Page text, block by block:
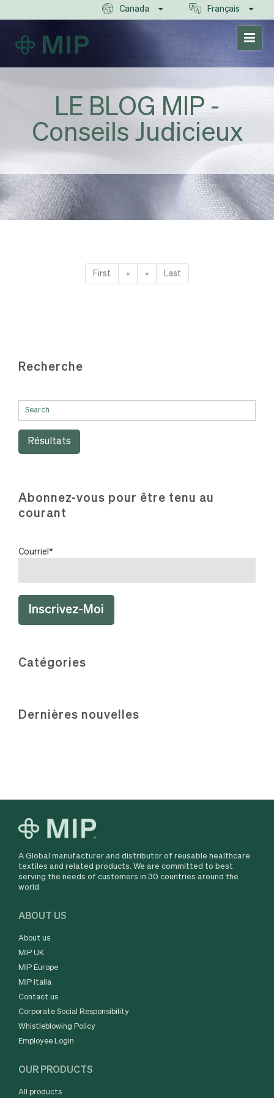
Canada Français
LE BLOG MIP -
Conseils Judicieux
First « » Last
Recherche
Résultats
Abonnez-vous pour être tenu au
courant
Courriel *
Catégories
Dernières nouvelles
A Global manufacturer and distributor of reusable healthcare
textiles and related products. We are committed to best
serving the needs of customers in 30 countries around the
world.
ABOUT US
About us
MIP UK
MIP Europe
MIP Italia
Contact us
Corporate Social Responsibility
Whistleblowing Policy
Employee Login
OUR PRODUCTS
All products